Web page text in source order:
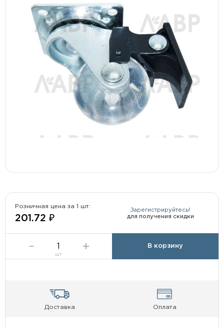
Розничная цена за 1 шт:
201.72 ₽
Зарегистрируйтесь!
для получения скидки
шт
В корзину
Доставка Оплата